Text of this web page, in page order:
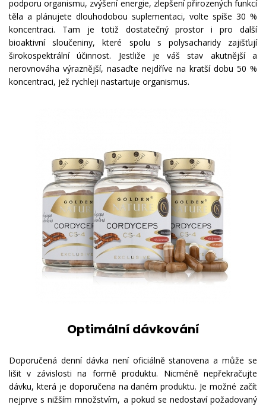
podporu organismu, zvýšení energie, zlepšení přirozených funkcí
těla a plánujete dlouhodobou suplementaci, volte spíše 30 %
koncentraci. Tam je totiž dostatečný prostor i pro další
bioaktivní sloučeniny, které spolu s polysacharidy zajišťují
širokospektrální účinnost. Jestliže je váš stav akutnější a
nerovnováha výraznější, nasaďte nejdříve na kratší dobu 50 %
koncentraci, jež rychleji nastartuje organismus.
Optimální dávkování
Doporučená denní dávka není oficiálně stanovena a může se
lišit v závislosti na formě produktu. Nicméně nepřekračujte
dávku, která je doporučena na daném produktu. Je možné začít
nejprve s nižším množstvím, a pokud se nedostaví požadovaný